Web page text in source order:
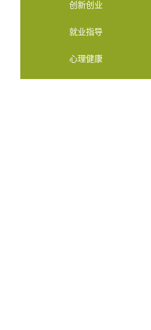
创新创业
就业指导
心理健康